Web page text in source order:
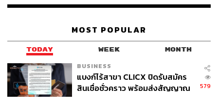
ผ่านมายอดเขาไม่กระทบด้วย มันทำให้เรามั่นใจในความคิด
ดังนั้นข้อแรกนี้สรุปได้ว่าผมได้เข้าไปอยู่ในองค์กรหลายร้อย
ล้านแล้วจริงๆ ได้เห็นการทำงานหมดเลยเพราะนั่งข้าง CEO
และเข้าเกือบทุกมีตติ้ง แต่ด้วยความที่ผมลองคำนวณดูแล้วว่า
เราทำเองก็ทำได้ อาจจะไปได้ช้าเพราะต้นทุนเราไม่ได้มาก
ถ้าได้เข้าไปดูของคนอื่นคงไวกว่า ไปดูให้เห็นว่าเป็นยังไง การ
ได้ไปเป็นที่ปรึกษาของสเกลนี้ได้เพราะผมพัฒนาตัวเองแบบ
MOST POPULAR
TODAY WEEK MONTH
BUSINESS
แบงก์ไร้สาขา CLICX ปิดรับสมัคร
สินเชื่อชั่วคราว พร้อมส่งสัญญาณ
579